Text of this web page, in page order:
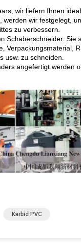
wir liefern Ihnen
wir festgelegt,
zu verbessern.
Schaberschneider. Sie
Verpackungsmaterial,
usw. zu schneiden.
angefertigt werden
Karbid PVC